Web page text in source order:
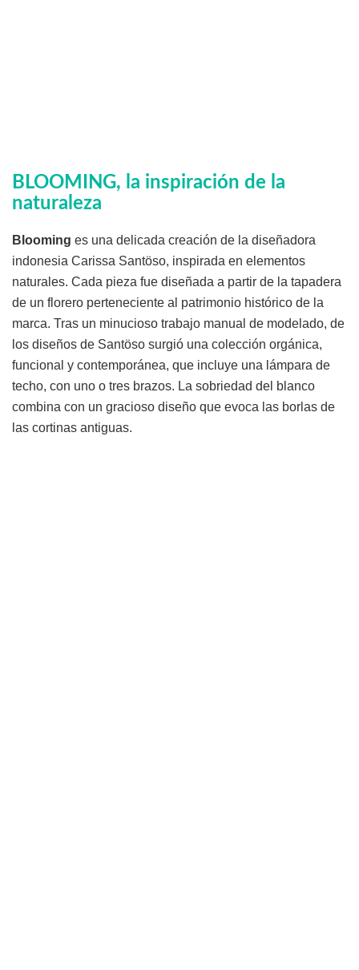
BLOOMING, la inspiración de la
naturaleza
Blooming es una delicada creación de la diseñadora
indonesia Carissa Santöso, inspirada en elementos
naturales. Cada pieza fue diseñada a partir de la tapadera
de un florero perteneciente al patrimonio histórico de la
marca. Tras un minucioso trabajo manual de modelado, de
los diseños de Santöso surgió una colección orgánica,
funcional y contemporánea, que incluye una lámpara de
techo, con uno o tres brazos. La sobriedad del blanco
combina con un gracioso diseño que evoca las borlas de
las cortinas antiguas.